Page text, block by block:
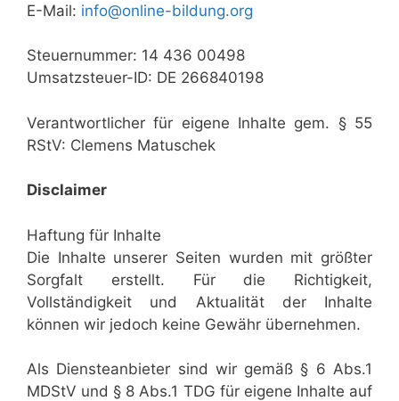
E-Mail: info@online-bildung.org
Steuernummer: 14 436 00498
Umsatzsteuer-ID: DE 266840198
Verantwortlicher für eigene Inhalte gem. § 55
RStV: Clemens Matuschek
Disclaimer
Haftung für Inhalte
Die Inhalte unserer Seiten wurden mit größter
Sorgfalt erstellt. Für die Richtigkeit,
Vollständigkeit und Aktualität der Inhalte
können wir jedoch keine Gewähr übernehmen.
Als Diensteanbieter sind wir gemäß § 6 Abs.1
MDStV und § 8 Abs.1 TDG für eigene Inhalte auf